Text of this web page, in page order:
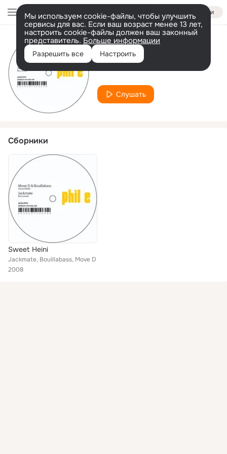
Войти
Мы используем cookie-файлы, чтобы улучшить
сервисы для вас. Если ваш возраст менее 13 лет,
настроить cookie-файлы должен ваш законный
представитель. Больше информации
Разрешить все Настроить
Исполнитель
Bouillabass
Слушать
Сборники
Sweet Heini
Jackmate, Bouillabass, Move D
2008